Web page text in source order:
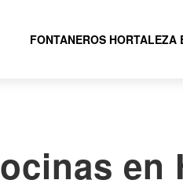
FONTANEROS HORTALEZA
en